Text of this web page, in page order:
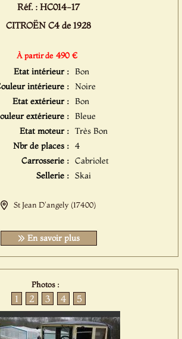
Réf. : HC014-17
CITROËN C4 de 1928
À partir de 490 €
Etat intérieur : Bon
intérieure : Noire
Etat extérieur : Bon
extérieure : Bleue
Etat moteur : Très Bon
Nbr de places : 4
Carrosserie : Cabriolet
Sellerie : Skai
St Jean D'angely (17400)
En savoir plus
Photos :
1 2 3 4 5